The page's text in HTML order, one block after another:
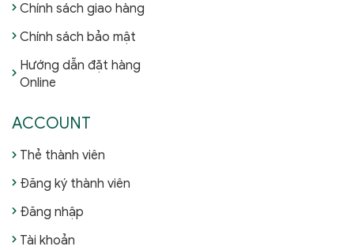
Chính sách giao hàng
Chính sách bảo mật
Hướng dẫn đặt hàng
Online
ACCOUNT
Thẻ thành viên
Đăng ký thành viên
Đăng nhập
Tài khoản